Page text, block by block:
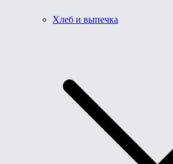
Хлеб и выпечка